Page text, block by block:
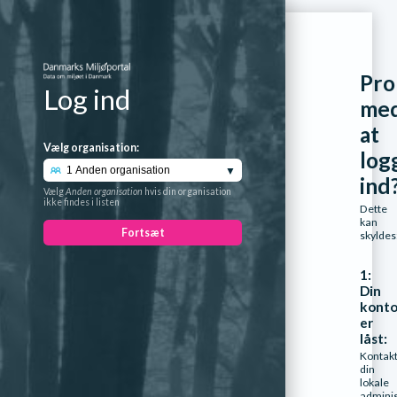
Log ind
Vælg organisation:
VælgAnden organisation hvis din organisation
ikke findes i listen
Fortsæt
at
Dette
kan
1:
Din
konto
er
låst:
Kontakt
din
lokale